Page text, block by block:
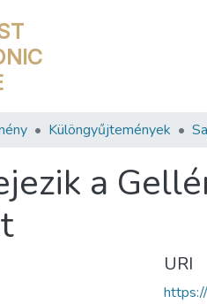
Különgyűjtemények
a
URI